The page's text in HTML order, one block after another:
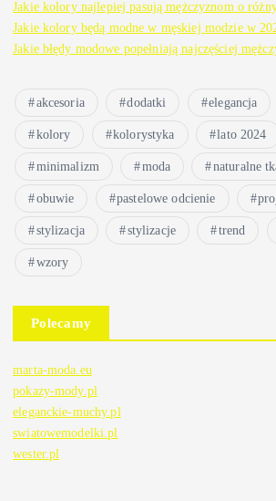
Jakie kolory najlepiej pasują mężczyznom o
Jakie kolory będą modne w męskiej modzie w
Jakie błędy modowe popełniają najczęściej
akcesoria dodatki elegancja
kolory kolorystyka lato 2024
minimalizm moda naturalne
obuwie pastelowe odcienie
stylizacja stylizacje trend
wzory
Polecamy
marta-moda.eu
pokazy-mody.pl
eleganckie-muchy.pl
swiatowemodelki.pl
wester.pl